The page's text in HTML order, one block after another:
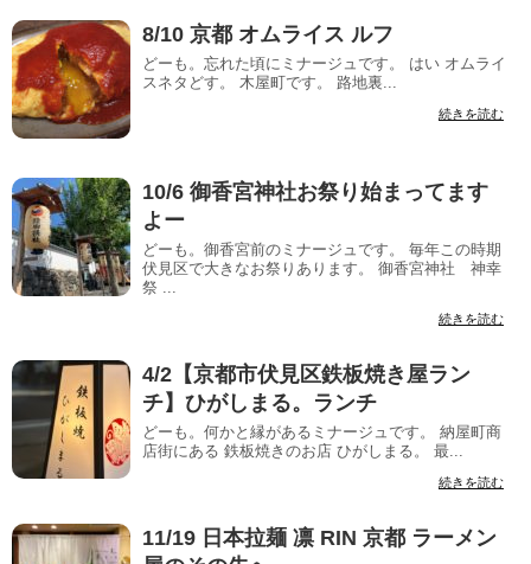
8/10 京都 オムライス ルフ
どーも。忘れた頃にミナージュです。 はい オムライ
スネタどす。 木屋町です。 路地裏...
続きを読む
10/6 御香宮神社お祭り始まってます
よー
どーも。御香宮前のミナージュです。 毎年この時期
伏見区で大きなお祭りあります。 御香宮神社 神幸
祭 ...
続きを読む
4/2【京都市伏見区鉄板焼き屋ラン
チ】ひがしまる。ランチ
どーも。何かと縁があるミナージュです。 納屋町商
店街にある 鉄板焼きのお店 ひがしまる。 最...
続きを読む
11/19 日本拉麺 凛 RIN 京都 ラーメン